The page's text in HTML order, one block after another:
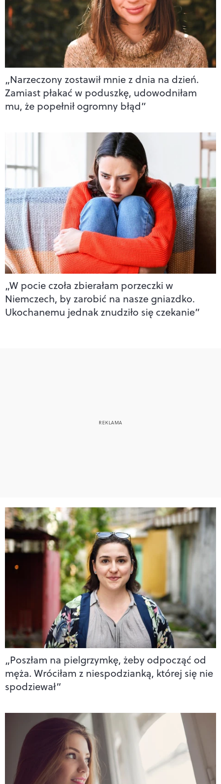
„Narzeczony zostawił mnie z dnia na dzień.
Zamiast płakać w poduszkę, udowodniłam
mu, że popełnił ogromny błąd”
„W pocie czoła zbierałam porzeczki w
Niemczech, by zarobić na nasze gniazdko.
Ukochanemu jednak znudziło się czekanie”
„Poszłam na pielgrzymkę, żeby odpocząć od
męża. Wróciłam z niespodzianką, której się nie
spodziewał”